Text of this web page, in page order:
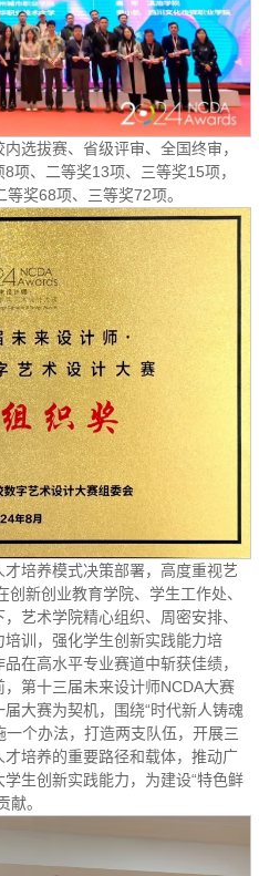
选拔赛、省级评审、全国终审，
项、二等奖13项、三等奖15项，
奖68项、三等奖72项。
培养模式决策部署，高度重视艺
新创业教育学院、学生工作处、
艺术学院精心组织、周密安排、
训，强化学生创新实践能力培
在高水平专业赛道中斩获佳绩，
第十三届未来设计师NCDA大赛
大赛为契机，围绕“时代新人铸魂
一个办法，打造两支队伍，开展三
培养的重要路径和载体，推动广
生创新实践能力，为建设“特色鲜
献。